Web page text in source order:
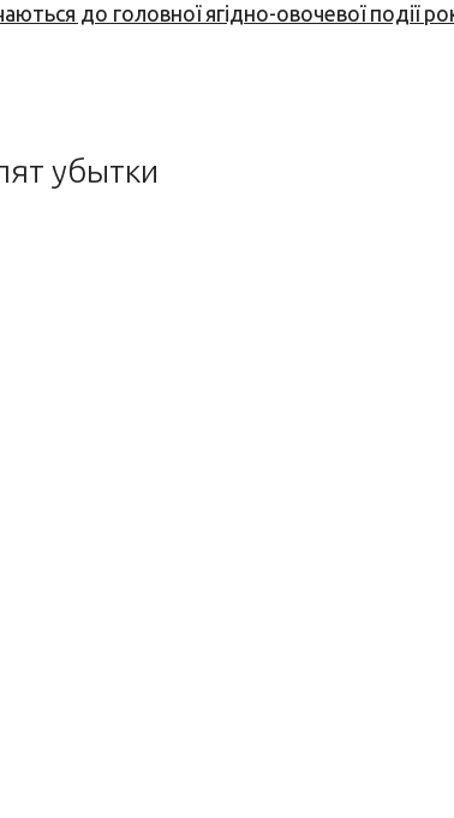
до головної ягідно-овочевої події
убытки